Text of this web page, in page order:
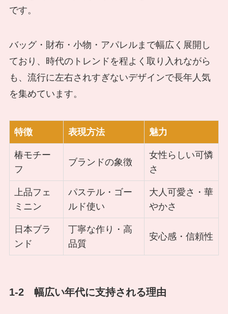
です。
バッグ・財布・小物・アパレルまで幅広く展開し
ており、時代のトレンドを程よく取り入れながら
も、流行に左右されすぎないデザインで長年人気
を集めています。
特徴 表現方法 魅力
椿モチー
フ
ブランドの象徴
女性らしい可憐
さ
上品フェ
ミニン
パステル・ゴー
ルド使い
大人可愛さ・華
やかさ
日本ブラ
ンド
丁寧な作り・高
品質
安心感・信頼性
1-2 幅広い年代に支持される理由